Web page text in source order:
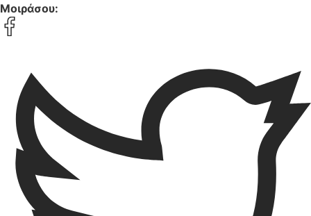
Μοιράσου: